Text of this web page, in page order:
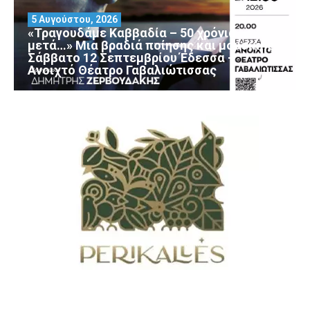
«Τραγουδάμε Καββαδία – 50 χρόνια
μετά…» Μια βραδιά ποίησης και μουσικής
Σάββατο 12 Σεπτεμβρίου Έδεσσα –
Ανοιχτό Θέατρο Γαβαλιώτισσας
5 Αυγούστου, 2026